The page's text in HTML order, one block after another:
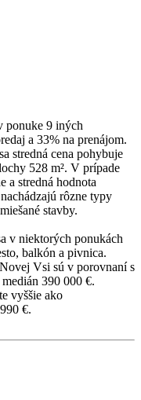
ponuke 9 iných
a 33% na prenájom.
stredná cena pohybuje
528 m². V prípade
a stredná hodnota
rôzne typy
stavby.
v niektorých ponukách
balkón a pivnica.
Vsi sú v porovnaní s
390 000 €.
vyššie ako
€.